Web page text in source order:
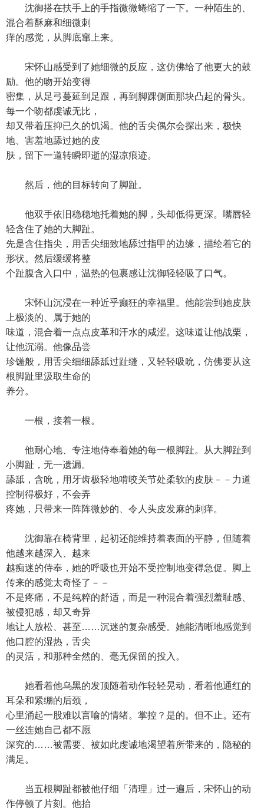
沈御搭在扶手上的手指微微蜷缩了一下。一种陌生的、
混合着酥麻和细微刺
痒的感觉，从脚底窜上来。
宋怀山感受到了她细微的反应，这仿佛给了他更大的鼓
励。他的吻开始变得
密集，从足弓蔓延到足跟，再到脚踝侧面那块凸起的骨头。
每一个吻都虔诚无比，
却又带着压抑已久的饥渴。他的舌尖偶尔会探出来，极快
地、害羞地舔过她的皮
肤，留下一道转瞬即逝的湿凉痕迹。
然后，他的目标转向了脚趾。
他双手依旧稳稳地托着她的脚，头却低得更深。嘴唇轻
轻含住了她的大脚趾。
先是含住指尖，用舌尖细致地舔过指甲的边缘，描绘着它的
形状。然后缓缓将整
个趾腹含入口中，温热的包裹感让沈御轻轻吸了口气。
宋怀山沉浸在一种近乎癫狂的幸福里。他能尝到她皮肤
上极淡的、属于她的
味道，混合着一点点皮革和汗水的咸涩。这味道让他战栗，
让他沉溺。他像品尝
珍馐般，用舌尖细细舔舐过趾缝，又轻轻吸吮，仿佛要从这
根脚趾里汲取生命的
养分。
一根，接着一根。
他耐心地、专注地侍奉着她的每一根脚趾。从大脚趾到
小脚趾，无一遗漏。
舔舐，含吮，用牙齿极轻地啃咬关节处柔软的皮肤－－力道
控制得极好，不会弄
疼她，只带来一阵阵微妙的、令人头皮发麻的刺痒。
沈御靠在椅背里，起初还能维持着表面的平静，但随着
他越来越深入、越来
越痴迷的侍奉，她的呼吸也开始不受控制地变得急促。脚上
传来的感觉太奇怪了－－
不是疼痛，不是纯粹的舒适，而是一种混合着强烈羞耻感、
被侵犯感，却又奇异
地让人放松、甚至……沉迷的复杂感受。她能清晰地感觉到
他口腔的湿热，舌尖
的灵活，和那种全然的、毫无保留的投入。
她看着他乌黑的发顶随着动作轻轻晃动，看着他通红的
耳朵和紧绷的后颈，
心里涌起一股难以言喻的情绪。掌控？是的。但不止。还有
一丝连她自己都不愿
深究的……被需要、被如此虔诚地渴望着所带来的，隐秘的
满足。
当五根脚趾都被他仔细「清理」过一遍后，宋怀山的动
作停顿了片刻。他抬